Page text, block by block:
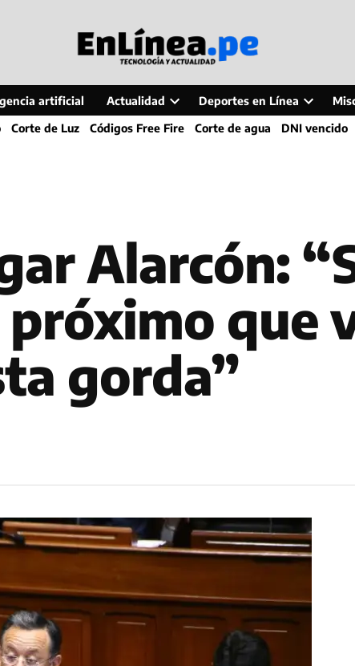
artificial Actualidad
Open
dropdown
Deportes en Línea
Open
dropdown
Corte de Luz Códigos Free Fire Corte de agua DNI vencido
Alarcón:
que
gorda”